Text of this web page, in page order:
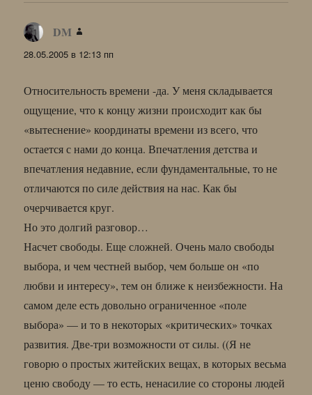
DM
28.05.2005 в 12:13 пп
Относительность времени -да. У меня складывается
ощущение, что к концу жизни происходит как бы
«вытеснение» координаты времени из всего, что
остается с нами до конца. Впечатления детства и
впечатления недавние, если фундаментальные, то не
отличаются по силе действия на нас. Как бы
очерчивается круг.
Но это долгий разговор…
Насчет свободы. Еще сложней. Очень мало свободы
выбора, и чем честней выбор, чем больше он «по
любви и интересу», тем он ближе к неизбежности. На
самом деле есть довольно ограниченное «поле
выбора» — и то в некоторых «критических» точках
развития. Две-три возможности от силы. ((Я не
говорю о простых житейских вещах, в которых весьма
ценю свободу — то есть, ненасилие со стороны людей